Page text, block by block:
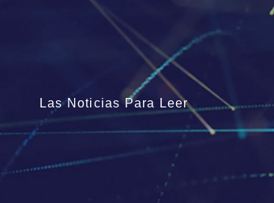
Las Noticias Para Leer